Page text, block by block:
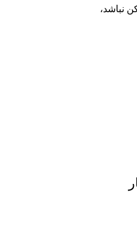
نباشد،